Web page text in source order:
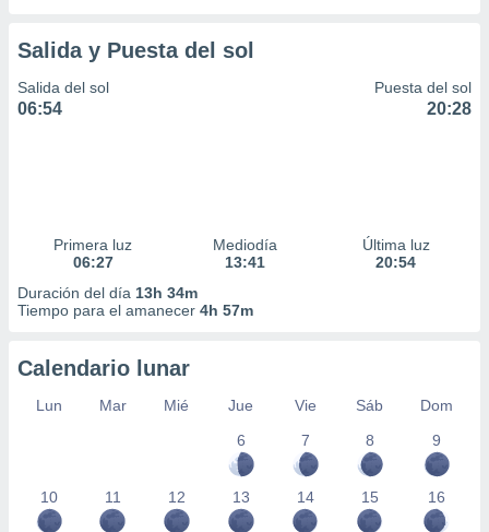
Salida y Puesta del sol
Salida del sol
06:54
Puesta del sol
20:28
Primera luz
06:27
Mediodía
13:41
Última luz
20:54
Duración del día 13h 34m
Tiempo para el amanecer 4h 57m
Calendario lunar
Lun Mar Mié Jue Vie Sáb
Dom
6
7 8 9
10 11 12 13 14 15 16